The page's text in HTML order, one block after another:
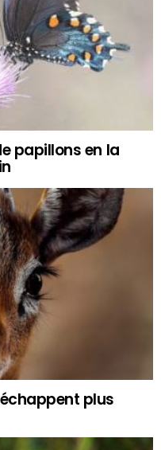
papillons en la
plus